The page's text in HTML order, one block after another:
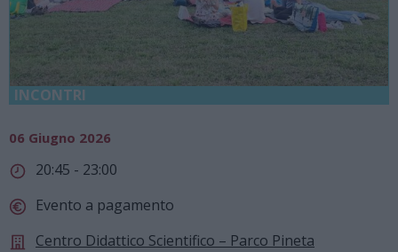
INCONTRI
06 Giugno 2026
20:45 - 23:00
Evento a pagamento
Centro Didattico Scientifico – Parco Pineta